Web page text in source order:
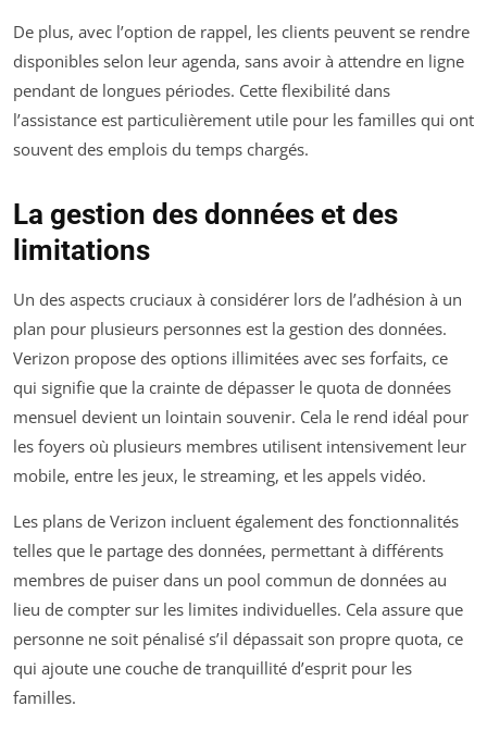
De plus, avec l’option de rappel, les clients peuvent se rendre
disponibles selon leur agenda, sans avoir à attendre en ligne
pendant de longues périodes. Cette flexibilité dans
l’assistance est particulièrement utile pour les familles qui ont
souvent des emplois du temps chargés.
La gestion des données et des
limitations
Un des aspects cruciaux à considérer lors de l’adhésion à un
plan pour plusieurs personnes est la gestion des données.
Verizon propose des options illimitées avec ses forfaits, ce
qui signifie que la crainte de dépasser le quota de données
mensuel devient un lointain souvenir. Cela le rend idéal pour
les foyers où plusieurs membres utilisent intensivement leur
mobile, entre les jeux, le streaming, et les appels vidéo.
Les plans de Verizon incluent également des fonctionnalités
telles que le partage des données, permettant à différents
membres de puiser dans un pool commun de données au
lieu de compter sur les limites individuelles. Cela assure que
personne ne soit pénalisé s’il dépassait son propre quota, ce
qui ajoute une couche de tranquillité d’esprit pour les
familles.